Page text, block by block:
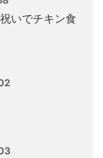
いでチキン食